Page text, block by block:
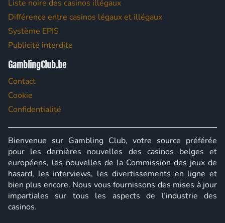
Liste noire des casinos illégaux
Différence entre casinos légaux et illégaux
Système EPIS
Publicité interdite
GamblingClub.be
Contact
Cookie
Confidentialité
Bienvenue sur Gambling Club, votre source préférée
pour les dernières nouvelles des casinos belges et
européens, les nouvelles de la Commission des jeux de
hasard, les interviews, les divertissements en ligne et
bien plus encore. Nous vous fournissons des mises à jour
impartiales sur tous les aspects de l’industrie des
casinos.